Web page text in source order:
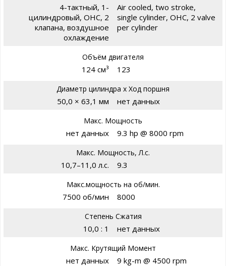
4-тактный, 1-
цилиндровый, OHC, 2
клапана, воздушное
охлаждение
Air cooled, two stroke,
single cylinder, OHC, 2 valve
per cylinder
Объём двигателя
124 см³ 123
Диаметр цилиндра х Ход поршня
50,0 × 63,1 мм нет данных
Макс. Мощность
нет данных 9.3 hp @ 8000 rpm
Макс. Мощность, Л.с.
10,7–11,0 л.с. 9.3
Макс.мощность на об/мин.
7500 об/мин 8000
Степень Сжатия
10,0 : 1 нет данных
Макс. Крутящий Момент
нет данных 9 kg-m @ 4500 rpm